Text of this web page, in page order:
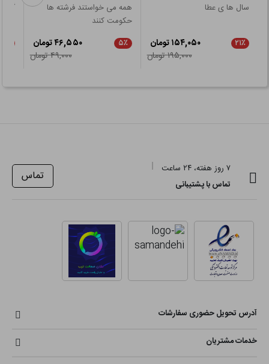
سال ها ی عطا
۲۱٪
۱۵۴,۰۵۰ تومان
۱۹۵,۰۰۰ تومان
همه می خواستند فرشته ها
حکومت کنند
۵٪
۴۶,۵۵۰ تومان
۴۹,۰۰۰ تومان
۷ روز هفته، ۲۴ ساعت
تماس با پشتیبانی
تماس
آدرس تحویل حضوری سفارشات
خدمات مشتریان